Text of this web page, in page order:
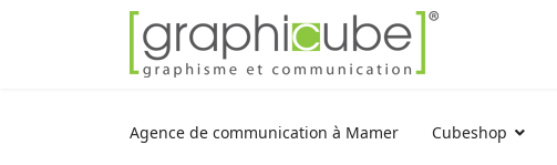
Agence de communication à Mamer Cubeshop